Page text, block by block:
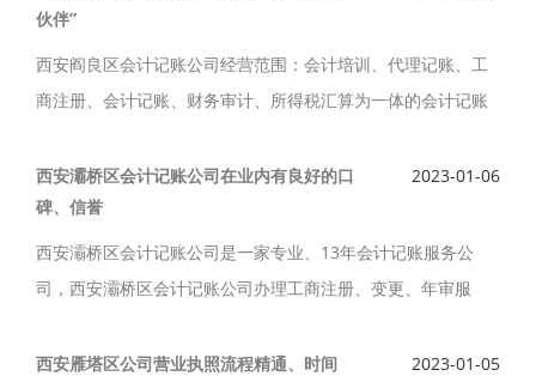
伙伴”
西安阎良区会计记账公司经营范围：会计培训、代理记账、工
商注册、会计记账、财务审计、所得税汇算为一体的会计记账
成为您较信任的事业伙伴”，并与您共同成长。
西安灞桥区会计记账公司在业内有良好的口
碑、信誉
2023-01-06
西安灞桥区会计记账公司是一家专业、13年会计记账服务公
司，西安灞桥区会计记账公司办理工商注册、变更、年审服
信做人，做事”的服务宗旨，记账不断创新，灵活、便捷、可
西安雁塔区公司营业执照流程精通、时间
2023-01-05